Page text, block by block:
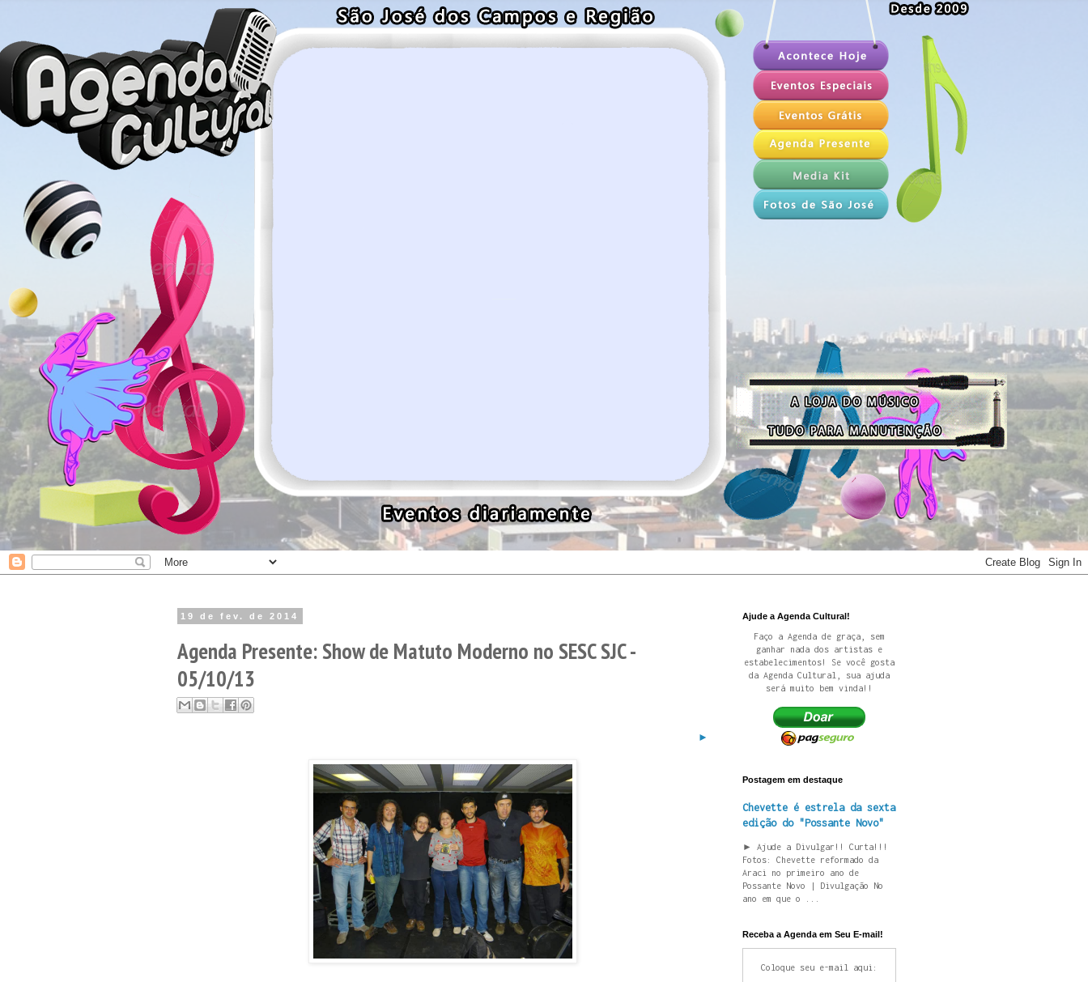
19 de fev. de 2014
Agenda Presente: Show de Matuto Moderno no SESC SJC -
05/10/13
►
Ajude a Agenda Cultural!
Faço a Agenda de graça, sem
ganhar nada dos artistas e
estabelecimentos! Se você gosta
da Agenda Cultural, sua ajuda
será muito bem vinda!!
Postagem em destaque
Chevette é estrela da sexta
edição do "Possante Novo"
► Ajude a Divulgar!! Curta!!!
Fotos: Chevette reformado da
Araci no primeiro ano de
Possante Novo | Divulgação No
ano em que o ...
Receba a Agenda em Seu E-mail!
Coloque seu e-mail aqui: